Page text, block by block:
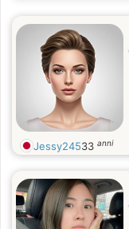
Jessy24533 anni